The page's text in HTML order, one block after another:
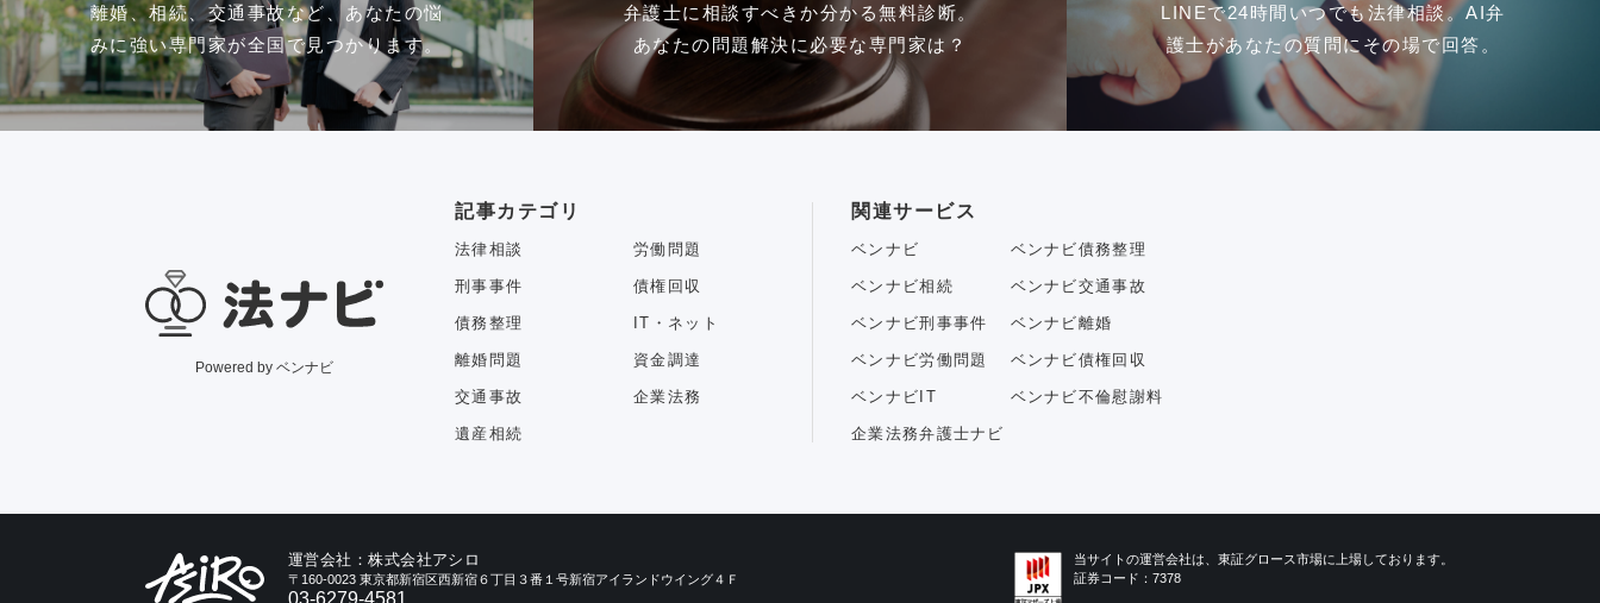
離婚、相続、交通事故など、あなたの悩
みに強い専門家が全国で見つかります。
弁護士に相談すべきか分かる無料診断。
あなたの問題解決に必要な専門家は？
LINEで24時間いつでも法律相談。AI弁
護士があなたの質問にその場で回答。
Powered by ベンナビ
記事カテゴリ
法律相談 労働問題
刑事事件 債権回収
債務整理 IT・ネット
離婚問題 資金調達
交通事故 企業法務
遺産相続
関連サービス
ベンナビ ベンナビ債務整理
ベンナビ相続 ベンナビ交通事故
ベンナビ刑事事件 ベンナビ離婚
ベンナビ労働問題 ベンナビ債権回収
ベンナビIT ベンナビ不倫慰謝料
企業法務弁護士ナビ
運営会社：株式会社アシロ
〒160-0023 東京都新宿区西新宿６丁目３番１号新宿アイランドウイング４Ｆ
03-6279-4581
当サイトの運営会社は、東証グロース市場に上場しております。
証券コード：7378